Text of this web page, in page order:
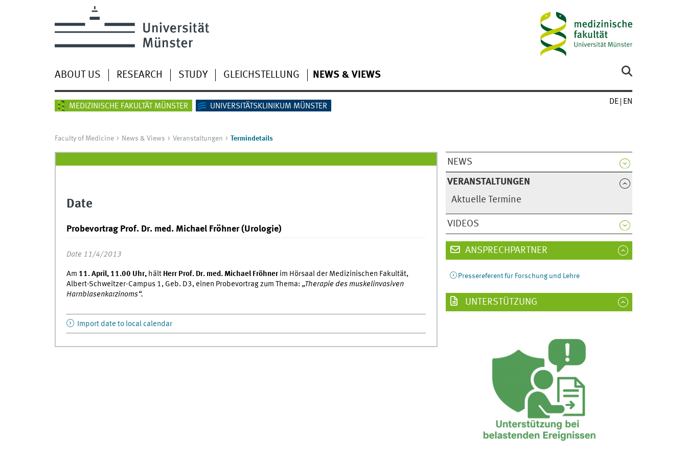
ABOUT US RESEARCH STUDY GLEICHSTELLUNG NEWS & VIEWS
MEDIZINISCHE FAKULTÄT MÜNSTER UNIVERSITÄTSKLINIKUM MÜNSTER
DE EN
Faculty of Medicine News & Views Veranstaltungen Termindetails
NEWS
VERANSTALTUNGEN
Aktuelle Termine
VIDEOS
Date
Probevortrag Prof. Dr. med. Michael Fröhner (Urologie)
Date 11/4/2013
Am 11. April, 11.00 Uhr,hält Herr Prof. Dr. med. Michael Fröhnerim Hörsaal der Medizinischen Fakultät,
Albert-Schweitzer-Campus 1, Geb. D3, einen Probevortrag zum Thema: „Therapie des muskelinvasiven
Harnblasenkarzinoms“.
Import date to local calendar
ANSPRECHPARTNER
Pressereferent für Forschung und Lehre
UNTERSTÜTZUNG